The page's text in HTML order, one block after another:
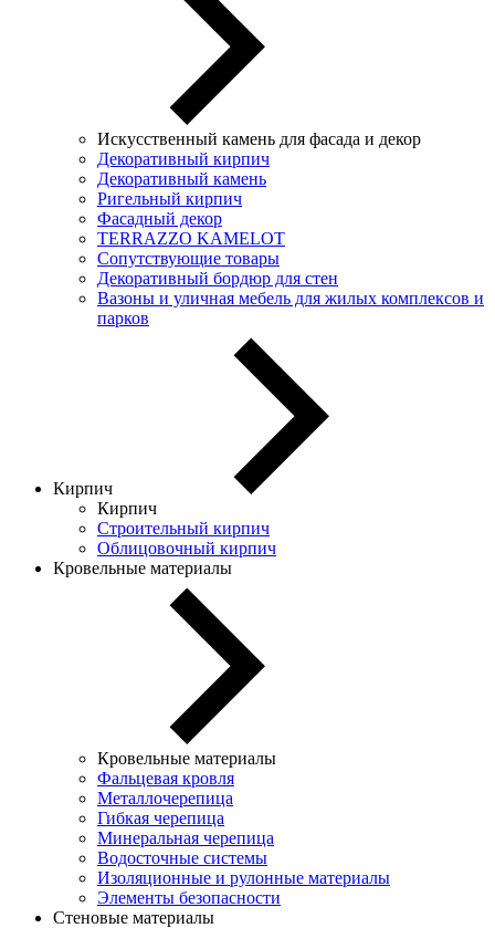
Искусственный камень для фасада и декор
Декоративный кирпич
Декоративный камень
Ригельный кирпич
Фасадный декор
TERRAZZO KAMELOT
Сопутствующие товары
Декоративный бордюр для стен
Вазоны и уличная мебель для жилых комплексов и
парков
Кирпич
Кирпич
Строительный кирпич
Облицовочный кирпич
Кровельные материалы
Кровельные материалы
Фальцевая кровля
Металлочерепица
Гибкая черепица
Минеральная черепица
Водосточные системы
Изоляционные и рулонные материалы
Элементы безопасности
Стеновые материалы